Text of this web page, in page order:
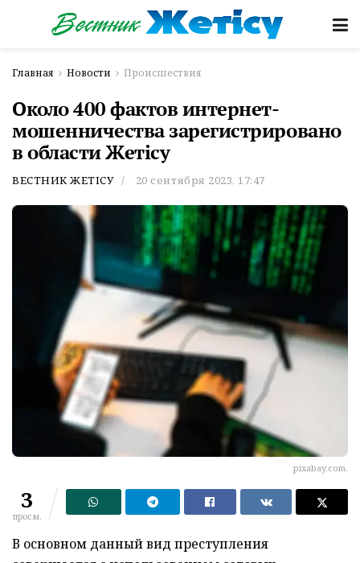
Главная Новости Происшествия
Около 400 фактов интернет-
мошенничества зарегистрировано
в области Жетісу
ВЕСТНИК ЖЕТІСУ 20 сентября 2023, 17:47
pixabay.com.
3
просм.
В основном данный вид преступления